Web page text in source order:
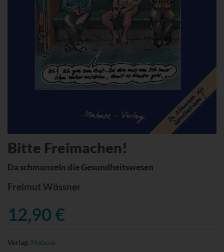
Bitte Freimachen!
Da schmunzeln die Gesundheitswesen
Freimut Wössner
12,90 €
Verlag: Mabuse